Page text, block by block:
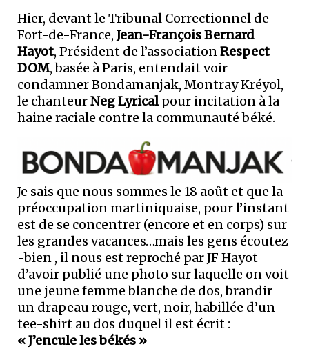
Hier, devant le Tribunal Correctionnel de
Fort-de-France, Jean-François Bernard
Hayot, Président de l’associationRespect
DOM, basée à Paris, entendait voir
condamner Bondamanjak, Montray Kréyol,
le chanteurNeg Lyricalpour incitation à la
haine raciale contre la communauté béké.
Je sais que nous sommes le 18 août et que la
préoccupation martiniquaise, pour l’instant
est de se concentrer (encore et en corps) sur
les grandes vacances…mais les gens écoutez
-bien , il nous est reproché par JF Hayot
d’avoir publié une photo sur laquelle on voit
une jeune femme blanche de dos, brandir
un drapeau rouge, vert, noir, habillée d’un
tee-shirt au dos duquel il est écrit :
« J’encule les békés »